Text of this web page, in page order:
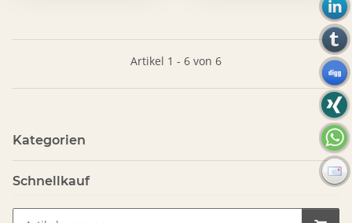
Artikel 1 - 6 von 6
Kategorien
Schnellkauf